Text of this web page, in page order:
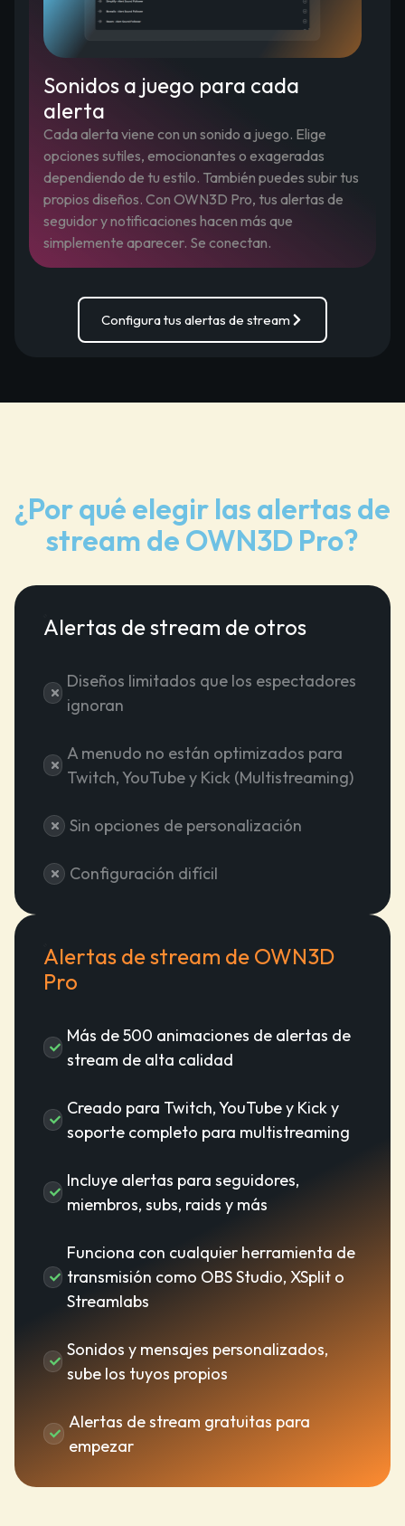
Sonidos a juego para cada
alerta
Cada alerta viene con un sonido a juego. Elige
opciones sutiles, emocionantes o exageradas
dependiendo de tu estilo. También puedes subir tus
propios diseños. Con OWN3D Pro, tus alertas de
seguidor y notificaciones hacen más que
simplemente aparecer. Se conectan.
Configura tus alertas de stream
¿Por qué elegir las alertas de
stream de OWN3D Pro?
Alertas de stream de otros
Diseños limitados que los espectadores
ignoran
A menudo no están optimizados para
Twitch, YouTube y Kick (Multistreaming)
Sin opciones de personalización
Configuración difícil
Alertas de stream de OWN3D
Pro
Más de 500 animaciones de alertas de
stream de alta calidad
Creado para Twitch, YouTube y Kick y
soporte completo para multistreaming
Incluye alertas para seguidores,
miembros, subs, raids y más
Funciona con cualquier herramienta de
transmisión como OBS Studio, XSplit o
Streamlabs
Sonidos y mensajes personalizados,
sube los tuyos propios
Alertas de stream gratuitas para
empezar